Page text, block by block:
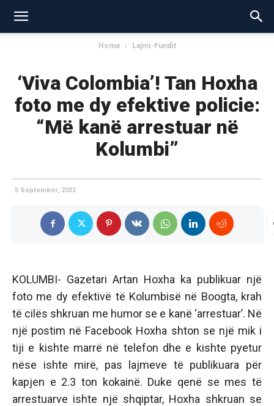
Home Lajmi-Fundit
‘Viva Colombia’! Tan Hoxha
foto me dy efektive policie:
“Më kanë arrestuar në
Kolumbi”
5 September, 2022
KOLUMBI- Gazetari Artan Hoxha ka publikuar një
foto me dy efektivë të Kolumbisë në Boogta, krah
të cilës shkruan me humor se e kanë ‘arrestuar’. Në
një postim në Facebook Hoxha shton se një mik i
tiji e kishte marrë në telefon dhe e kishte pyetur
nëse ishte mirë, pas lajmeve të publikuara për
kapjen e 2.3 ton kokainë. Duke qenë se mes të
arrestuarve ishte një shqiptar, Hoxha shkruan se